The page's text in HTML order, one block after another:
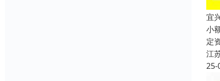
宜
小
定
江
25-